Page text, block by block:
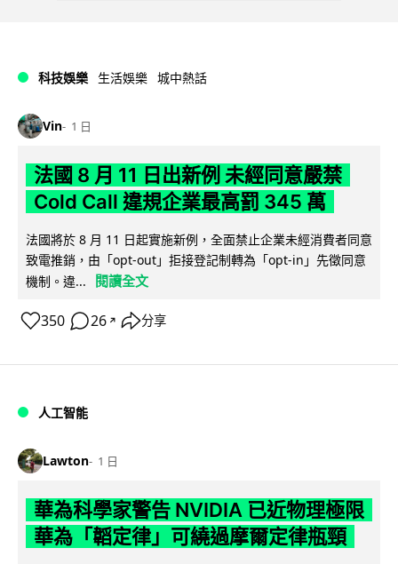
科技娛樂 生活娛樂 城中熱話
Vin 1 日
法國 8 月 11 日出新例 未經同意嚴禁
Cold Call 違規企業最高罰 345 萬
法國將於 8 月 11 日起實施新例，全面禁止企業未經消費者同意
致電推銷，由「opt-out」拒接登記制轉為「opt-in」先徵同意
機制。違...
閱讀全文
350 26 ↗ 分享
人工智能
Lawton 1 日
華為科學家警告 NVIDIA 已近物理極限
華為「韜定律」可繞過摩爾定律瓶頸